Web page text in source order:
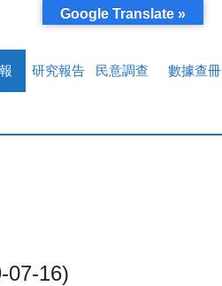
研究報告 民意調查 數據查冊
07-16)
Google Translate »